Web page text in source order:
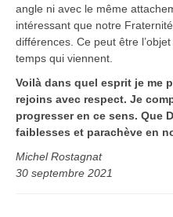
angle ni avec le même
intéressant que notre
différences. Ce peut être
temps qui viennent.
Voilà dans quel esprit je me
rejoins avec respect. Je
progresser en ce sens. Que
faiblesses et parachève en
Michel Rostagnat
30 septembre 2021